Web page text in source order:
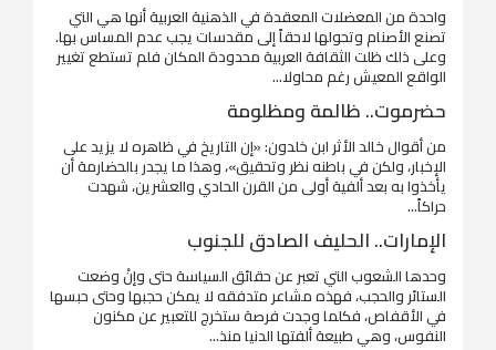
واحدة من المعضلات المعقدة في الذهنية العربية أنها هي التي
تصنع الأصنام وتحولها لاحقاً إلى مقدسات يجب عدم المساس بها.
وعلى ذلك ظلت الثقافة العربية محدودة المكان فلم تستطع تغيير
الواقع المعيش رغم محاولا...
حضرموت.. ظالمة ومظلومة
من أقوال خالد الأثر ابن خلدون: «إن التاريخ في ظاهره لا يزيد على
الإخبار، ولكن في باطنه نظر وتحقيق»، وهذا ما يجدر بالحضارمة أن
يأخذوا به بعد ألفية أولى من القرن الحادي والعشرين، شهدت
حراكاً...
الإمارات.. الحليف الصادق للجنوب
وحدها الشعوب التي تعبر عن حقائق السياسة حتى وإنْ وضعت
الستائر والحجب، فهذه مشاعر متدفقه لا يمكن حجبها وحتى حبسها
في الأقفاص، فكلما وجدت فرصة ستخرج للتعبير عن مكنون
النفوس، وهي طبيعة ألفتها الدنيا منذ...